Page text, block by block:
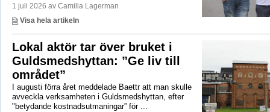
1 juli 2026 av Camilla Lagerman
Visa hela artikeln
Lokal aktör tar över bruket i
Guldsmedshyttan: ”Ge liv till
området”
I augusti förra året meddelade Baettr att man skulle
avveckla verksamheten i Guldsmedshyttan, efter
"betydande kostnadsutmaningar” för ...